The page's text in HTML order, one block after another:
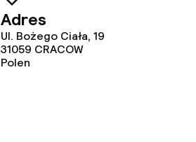
Beleid
Overal rookvrij
Adres
Ul. Bożego Ciała, 19
31059 CRACOW
Polen